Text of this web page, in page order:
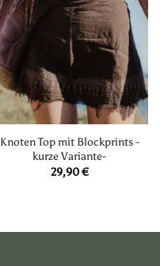
Knoten Top mit Blockprints -
kurze Variante-
29,90€